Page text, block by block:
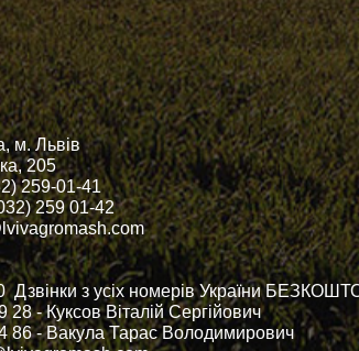
м. Львів
205
259-01-41
259 01-42
Дзвінки з усіх номерів України
28 - Куксов Віталій Сергійович
86 - Вакула Тарас Володимирович